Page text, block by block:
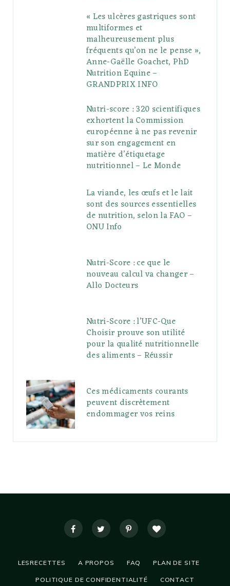
« Les ulcères gastriques sont
multiformes et
malheureusement plus
fréquents qu’on ne le pense »,
Anne-Gaëlle Goachet, PhD
Nutrition Equine –
GRANDPRIX INFO
Nutri-score : 320 scientifiques
exhortent la Commission
européenne à ne pas revenir
sur son engagement en
matière d’étiquetage
nutritionnel – Le Monde
La viande, les œufs et le lait
sont des sources essentielles
de nutrition, selon la FAO –
ONU Info
Nutri-Score : ce que le
nouveau calcul va changer –
Allo Docteurs
Nutri-Score : l’UFC-Que
Choisir prouve son utilité
pour la qualité nutritionnelle
des aliments – Réussir
Ces médicaments courants
peuvent discrètement
endommager vos reins
LESRECETTES A PROPOS FAQ PLAN DE SITE
POLITIQUE DE CONFIDENTIALITÉ CONTACT